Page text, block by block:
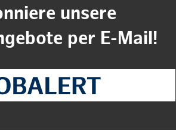
unsere
per E-Mail!